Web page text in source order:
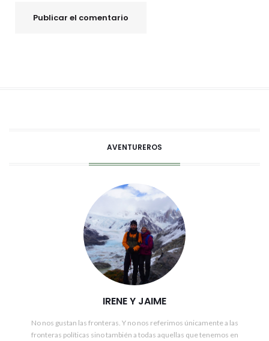
AVENTUREROS
IRENE Y JAIME
No nos gustan las fronteras. Y no nos referimos únicamente a las
fronteras políticas sino también a todas aquellas que tenemos en